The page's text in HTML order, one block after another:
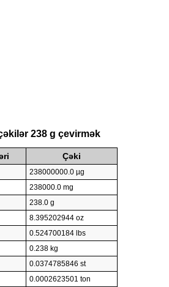
238 g çevirmək
Çəki
238000000.0 µg
238000.0 mg
238.0 g
8.395202944 oz
0.524700184 lbs
0.238 kg
0.0374785846 st
0.0002623501 ton